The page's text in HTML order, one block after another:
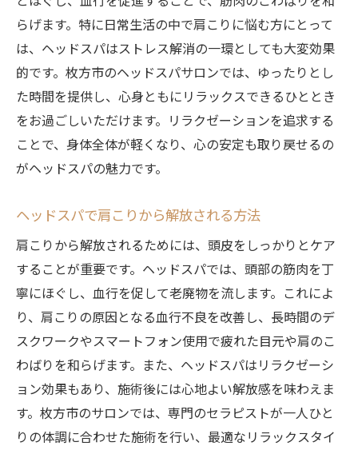
らげます。特に日常生活の中で肩こりに悩む方にとって
は、ヘッドスパはストレス解消の一環としても大変効果
的です。枚方市のヘッドスパサロンでは、ゆったりとし
た時間を提供し、心身ともにリラックスできるひととき
をお過ごしいただけます。リラクゼーションを追求する
ことで、身体全体が軽くなり、心の安定も取り戻せるの
がヘッドスパの魅力です。
ヘッドスパで肩こりから解放される方法
肩こりから解放されるためには、頭皮をしっかりとケア
することが重要です。ヘッドスパでは、頭部の筋肉を丁
寧にほぐし、血行を促して老廃物を流します。これによ
り、肩こりの原因となる血行不良を改善し、長時間のデ
スクワークやスマートフォン使用で疲れた目元や肩のこ
わばりを和らげます。また、ヘッドスパはリラクゼーシ
ョン効果もあり、施術後には心地よい解放感を味わえま
す。枚方市のサロンでは、専門のセラピストが一人ひと
りの体調に合わせた施術を行い、最適なリラックスタイ